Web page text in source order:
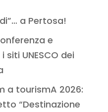
a Pertosa!
e
UNESCO dei
a tourismA 2026:
“Destinazione